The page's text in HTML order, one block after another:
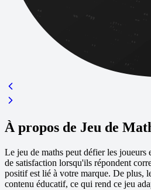
À propos de Jeu de
Le jeu de maths peut défier les joueurs
de satisfaction lorsqu'ils répondent
positif est lié à votre marque. De plus,
contenu éducatif, ce qui rend ce jeu